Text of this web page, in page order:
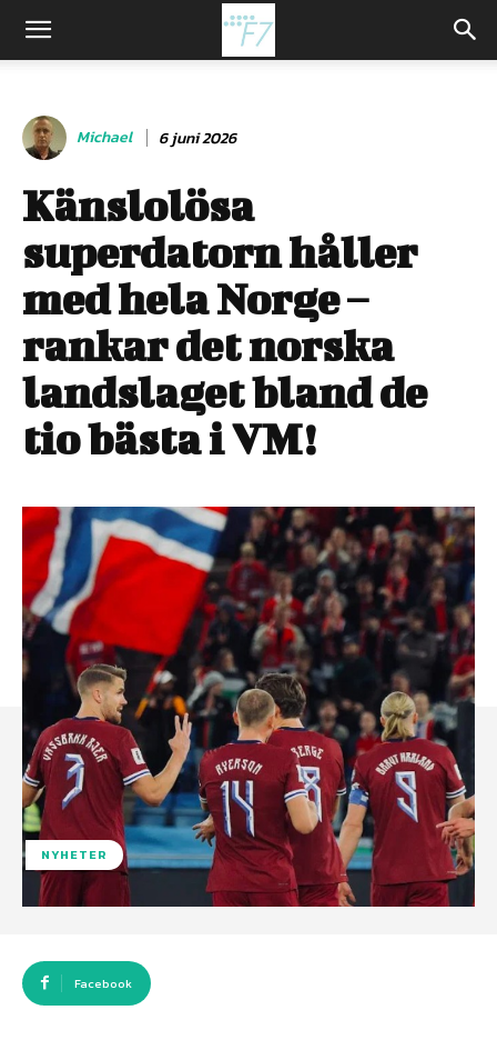
Michael 6 juni 2026
Känslolösa
superdatorn håller
med hela Norge –
rankar det norska
landslaget bland de
tio bästa i VM!
NYHETER
Facebook